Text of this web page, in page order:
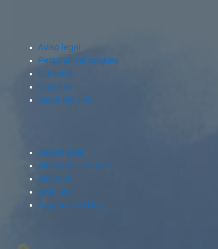
Aviso legal
Personalizar cookies
Contacto
Nosotros
Mapa del sitio
Alcobendas
Alcalá de Henares
Alcorcón
Aranjuez
Arganda del Rey